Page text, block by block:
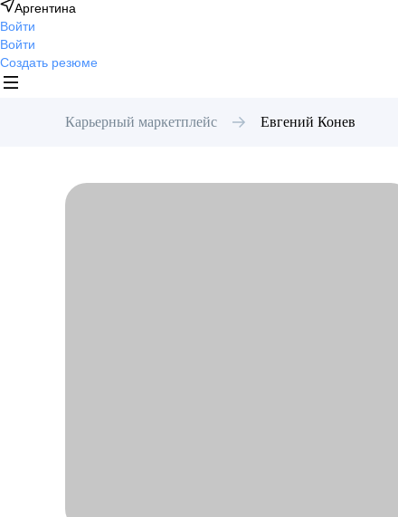
Аргентина
Войти
Войти
Создать резюме
Карьерный маркетплейс Евгений Конев